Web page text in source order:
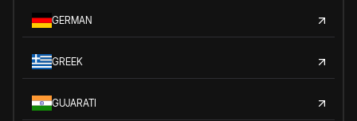
GERMAN
GREEK
GUJARATI